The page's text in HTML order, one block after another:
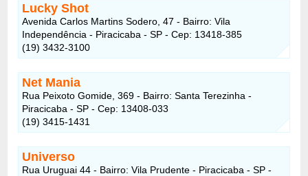
Lucky Shot
Avenida Carlos Martins Sodero, 47 - Bairro: Vila
Independência - Piracicaba - SP - Cep: 13418-385
(19) 3432-3100
Net Mania
Rua Peixoto Gomide, 369 - Bairro: Santa Terezinha -
Piracicaba - SP - Cep: 13408-033
(19) 3415-1431
Universo
Rua Uruguai 44 - Bairro: Vila Prudente - Piracicaba - SP -